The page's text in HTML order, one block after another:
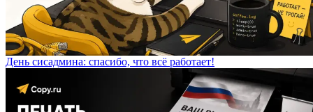
День сисадмина: спасибо, что всё работает!